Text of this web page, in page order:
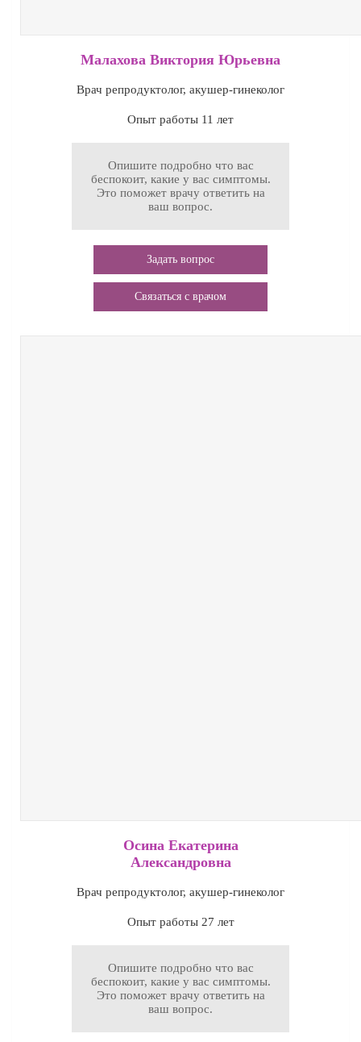
Малахова Виктория Юрьевна
Врач репродуктолог, акушер-гинеколог
Опыт работы 11 лет
Опишите подробно что вас
беспокоит, какие у вас симптомы.
Это поможет врачу ответить на
ваш вопрос.
Задать вопрос
Связаться с врачом
Осина Екатерина
Александровна
Врач репродуктолог, акушер-гинеколог
Опыт работы 27 лет
Опишите подробно что вас
беспокоит, какие у вас симптомы.
Это поможет врачу ответить на
ваш вопрос.